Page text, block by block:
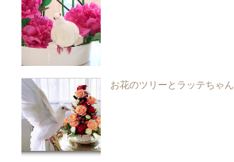
お花のツリーとラッテちゃん